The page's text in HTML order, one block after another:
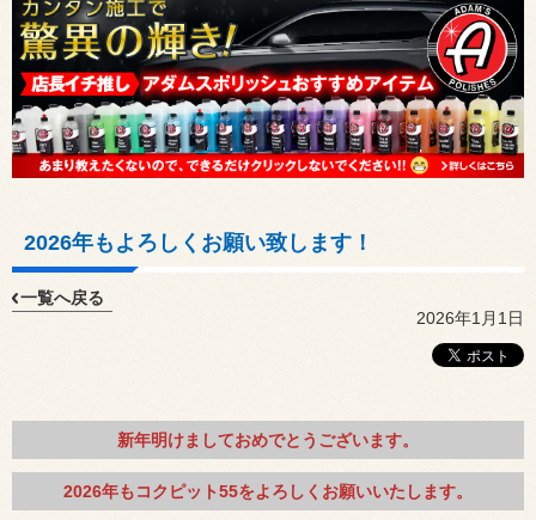
2026年もよろしくお願い致します！
一覧へ戻る
2026年1月1日
新年明けましておめでとうございます。
2026年もコクピット55をよろしくお願いいたします。